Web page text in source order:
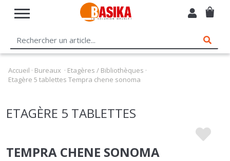
Accueil · Bureaux · Etagères / Bibliothèques ·
Etagère 5 tablettes Tempra chene sonoma
ETAGÈRE 5 TABLETTES
TEMPRA CHENE SONOMA